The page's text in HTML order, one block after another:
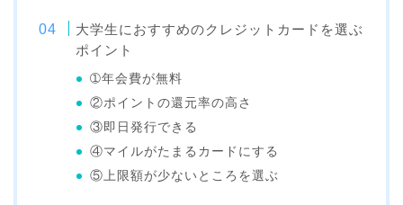
大学生におすすめのクレジットカードを選ぶ
ポイント
➀年会費が無料
②ポイントの還元率の高さ
③即日発行できる
④マイルがたまるカードにする
⑤上限額が少ないところを選ぶ